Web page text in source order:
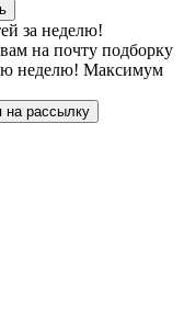
за неделю!
на почту подборку
неделю! Максимум
на рассылку